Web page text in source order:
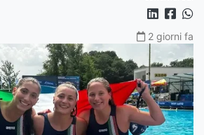
2 giorni fa